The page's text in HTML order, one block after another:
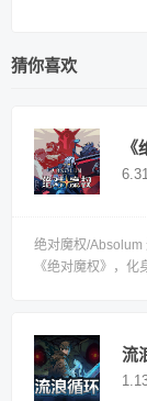
猜你喜欢
绝对魔权/
《绝对魔权》，